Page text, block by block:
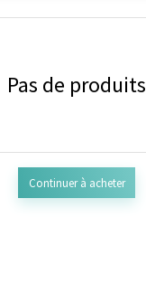
Pas de produits
Continuer à acheter